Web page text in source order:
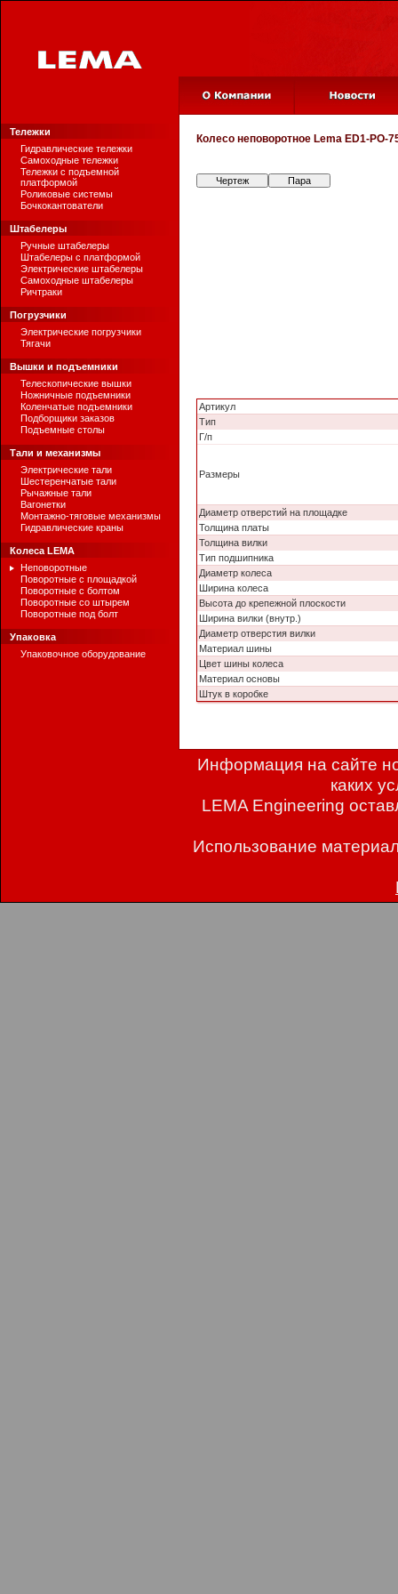
Тележки
Гидравлические тележки
Самоходные тележки
Тележки с подъемной
платформой
Роликовые системы
Бочкокантователи
Штабелеры
Ручные штабелеры
Штабелеры с платформой
Электрические штабелеры
Самоходные штабелеры
Ричтраки
Погрузчики
Электрические погрузчики
Тягачи
Вышки и подъемники
Телескопические вышки
Ножничные подъемники
Коленчатые подъемники
Подборщики заказов
Подъемные столы
Тали и механизмы
Электрические тали
Шестеренчатые тали
Рычажные тали
Вагонетки
Монтажно-тяговые механизмы
Гидравлические краны
Колеса LEMA
Неповоротные
Поворотные с площадкой
Поворотные с болтом
Поворотные со штырем
Поворотные под болт
Упаковка
Упаковочное оборудование
Колесо неповоротное Lema ED1-PO-
Чертеж Пара
Артикул
Тип
Г/п
Размеры
Диаметр отверстий на площадке
Толщина платы
Толщина вилки
Тип подшипника
Диаметр колеса
Ширина колеса
Высота до крепежной плоскости
Ширина вилки (внутр.)
Диаметр отверстия вилки
Материал шины
Цвет шины колеса
Материал основы
Штук в коробке
Информация на сайте
каких
LEMA Engineering
Использование